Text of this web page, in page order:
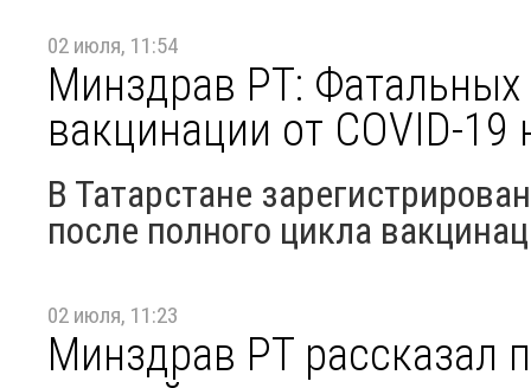
02 июля, 11:54
Минздрав РТ:
вакцинации от COVID-
В Татарстане
после полного цикла
02 июля, 11:23
Минздрав РТ рассказал